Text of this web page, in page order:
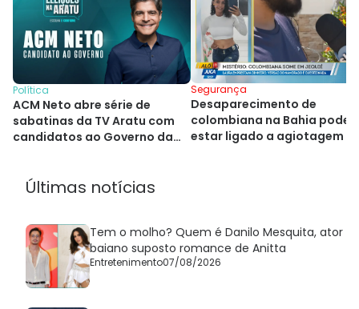
Política
ACM Neto abre série de
sabatinas da TV Aratu com
candidatos ao Governo da
Segurança
Desaparecimento de
colombiana na Bahia pode
estar ligado a agiotagem
Últimas notícias
Tem o molho? Quem é Danilo Mesquita, ator
baiano suposto romance de Anitta
Entretenimento07/08/2026